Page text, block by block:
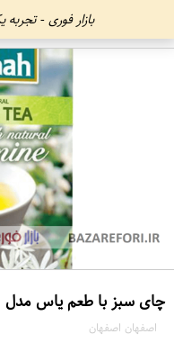
بازار فوری -
چای سبز با طعم یاس مدل D6 بسته 20 عددی برند دیلما
اصفهان اصفهان